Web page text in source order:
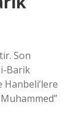
Son
Barik
Hanbeli’lere